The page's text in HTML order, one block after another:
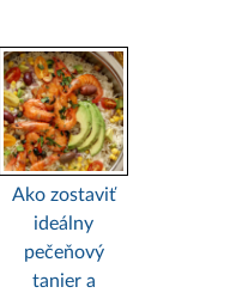
Ako zostaviť
ideálny
pečeňový
tanier a